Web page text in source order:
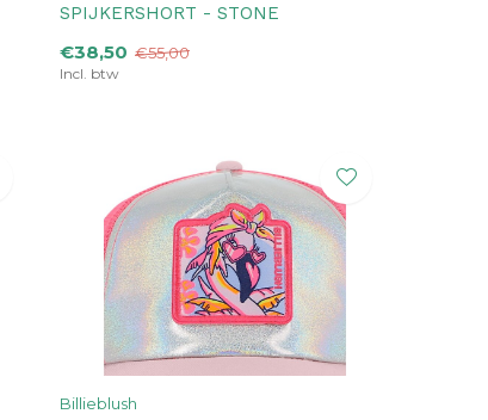
SPIJKERSHORT - STONE
€38,50 €55,00
Incl. btw
Billieblush